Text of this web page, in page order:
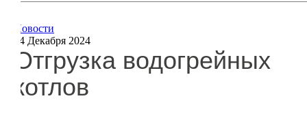
Новости
04 Декабря 2024
Отгрузка водогрейных
котлов